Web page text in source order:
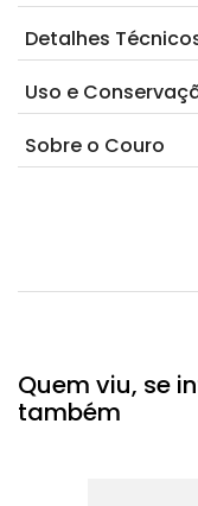
Detalhes
Uso e
Sobre o Couro
Quem viu, se
também